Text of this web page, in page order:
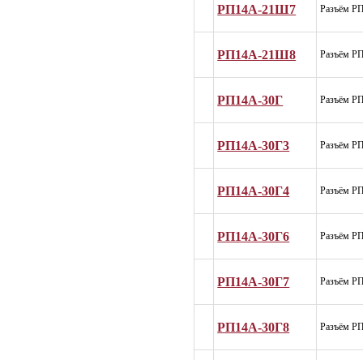
РП14А-21Ш7 Разъём
РП14А-21Ш8 Разъём
РП14А-30Г Разъём
РП14А-30Г3 Разъём
РП14А-30Г4 Разъём
РП14А-30Г6 Разъём
РП14А-30Г7 Разъём
РП14А-30Г8 Разъём